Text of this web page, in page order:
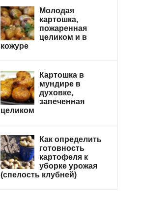
Молодая
картошка,
пожаренная
целиком и в
кожуре
Картошка в
мундире в
духовке,
запеченная
целиком
Как определить
готовность
картофеля к
уборке урожая
(спелость клубней)